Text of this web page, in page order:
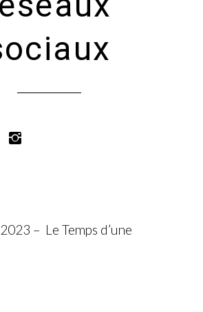
– Le Temps d’une